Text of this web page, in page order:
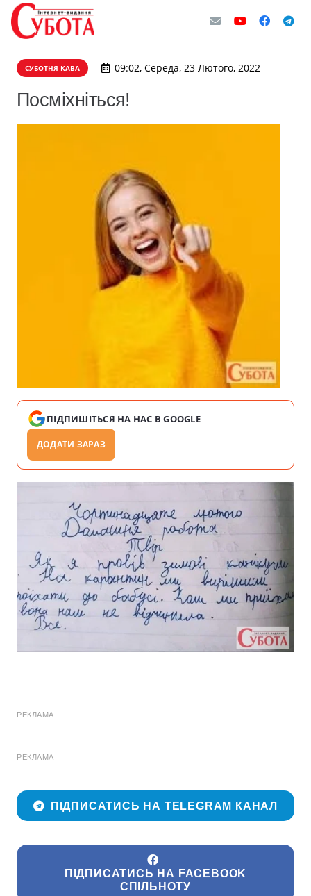
СУБОТНЯ КАВА 09:02, Середа, 23 Лютого, 2022
Посміхніться!
ПІДПИШІТЬСЯ НА НАС В GOOGLE
ДОДАТИ ЗАРАЗ
РЕКЛАМА
РЕКЛАМА
ПІДПИСАТИСЬ НА TELEGRAM КАНАЛ
ПІДПИСАТИСЬ НА FACEBOOK
СПІЛЬНОТУ